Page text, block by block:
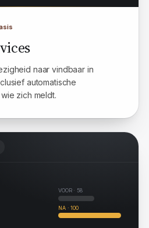
naar vindbaar in
automatische
VOOR · 58